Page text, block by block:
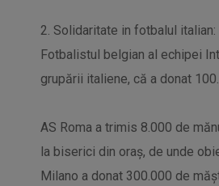
2. Solidaritate in fotbalul italian:
Fotbalistul belgian al echipei
grupării italiene, că a donat
AS Roma a trimis 8.000 de
la biserici din oraş, de unde
Milano a donat 300.000 de